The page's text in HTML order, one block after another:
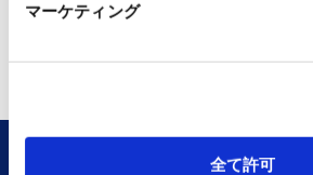
マーケティング
全て許可経路検索